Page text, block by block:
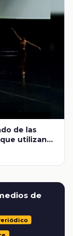
de las
utilizan
de